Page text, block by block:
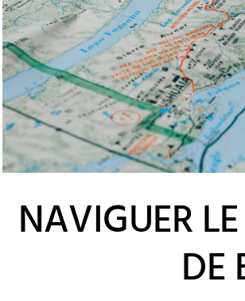
NAVIGUER
DE